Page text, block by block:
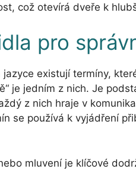
což otevírá dveře k
pro
jazyce existují termíny,
je jedním z nich. Je
z nich hraje v
se používá k vyjádření
mluvení je klíčové